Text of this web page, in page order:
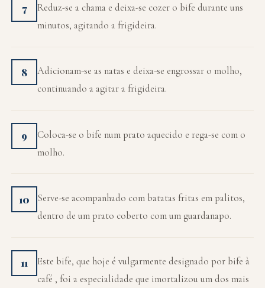
7
Reduz-se a chama e deixa-se cozer o bife durante uns
minutos, agitando a frigideira.
8
Adicionam-se as natas e deixa-se engrossar o molho,
continuando a agitar a frigideira.
9
Coloca-se o bife num prato aquecido e rega-se com o
molho.
10
Serve-se acompanhado com batatas fritas em palitos,
dentro de um prato coberto com um guardanapo.
11
Este bife, que hoje é vulgarmente designado por bife à
café , foi a especialidade que imortalizou um dos mais